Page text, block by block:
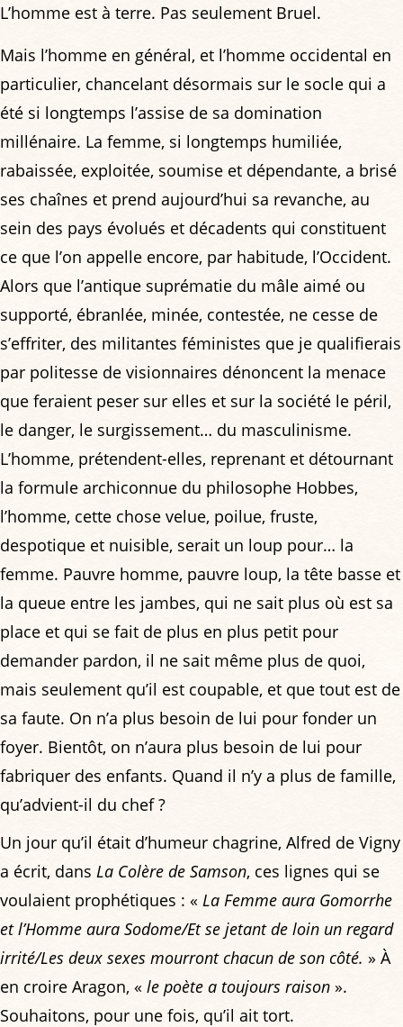
L’homme est à terre. Pas seulement Bruel.
Mais l’homme en général, et l’homme occidental en
particulier, chancelant désormais sur le socle qui a
été si longtemps l’assise de sa domination
millénaire. La femme, si longtemps humiliée,
rabaissée, exploitée, soumise et dépendante, a brisé
ses chaînes et prend aujourd’hui sa revanche, au
sein des pays évolués et décadents qui constituent
ce que l’on appelle encore, par habitude, l’Occident.
Alors que l’antique suprématie du mâle aimé ou
supporté, ébranlée, minée, contestée, ne cesse de
s’effriter, des militantes féministes que je qualifierais
par politesse de visionnaires dénoncent la menace
que feraient peser sur elles et sur la société le péril,
le danger, le surgissement… du masculinisme.
L’homme, prétendent-elles, reprenant et détournant
la formule archiconnue du philosophe Hobbes,
l’homme, cette chose velue, poilue, fruste,
despotique et nuisible, serait un loup pour… la
femme. Pauvre homme, pauvre loup, la tête basse et
la queue entre les jambes, qui ne sait plus où est sa
place et qui se fait de plus en plus petit pour
demander pardon, il ne sait même plus de quoi,
mais seulement qu’il est coupable, et que tout est de
sa faute. On n’a plus besoin de lui pour fonder un
foyer. Bientôt, on n’aura plus besoin de lui pour
fabriquer des enfants. Quand il n’y a plus de famille,
qu’advient-il du chef ?
Un jour qu’il était d’humeur chagrine, Alfred de Vigny
a écrit, dans La Colère de Samson, ces lignes qui se
voulaient prophétiques : « La Femme aura Gomorrhe
et l’Homme aura Sodome/Et se jetant de loin un regard
irrité/Les deux sexes mourront chacun de son côté. » À
en croire Aragon, « le poète a toujours raison ».
Souhaitons, pour une fois, qu’il ait tort.